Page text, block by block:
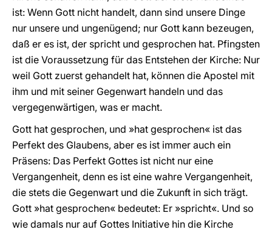
ist: Wenn Gott nicht handelt, dann sind unsere Dinge
nur unsere und ungenügend; nur Gott kann bezeugen,
daß er es ist, der spricht und gesprochen hat. Pfingsten
ist die Voraussetzung für das Entstehen der Kirche: Nur
weil Gott zuerst gehandelt hat, können die Apostel mit
ihm und mit seiner Gegenwart handeln und das
vergegenwärtigen, was er macht.
Gott hat gesprochen, und »hat gesprochen« ist das
Perfekt des Glaubens, aber es ist immer auch ein
Präsens: Das Perfekt Gottes ist nicht nur eine
Vergangenheit, denn es ist eine wahre Vergangenheit,
die stets die Gegenwart und die Zukunft in sich trägt.
Gott »hat gesprochen« bedeutet: Er »spricht«. Und so
wie damals nur auf Gottes Initiative hin die Kirche